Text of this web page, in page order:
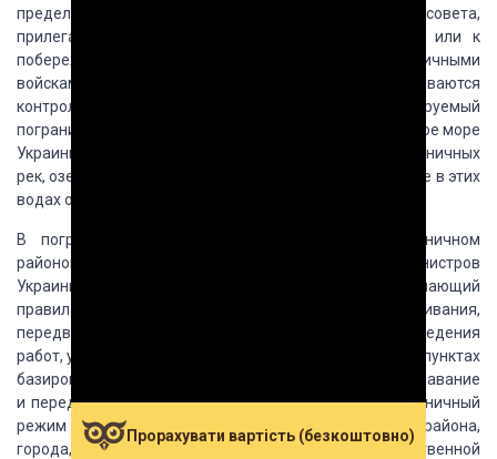
пределах
территории района, города, поселка, сельсовета,
прилегающей к Государственной границы
Украины или к
побережью моря, которое охраняется пограничными
войсками Украины,
как правило, устанавливаются
контролируемые пограничные районы.
В контролируемый
пограничный район включаются
также территориальное море
Украины, внутренние воды Украины и часть вод пограничных
рек, озер и других водоемов Украины и расположенные в этих
водах острова.
В пограничной полосе
и контролируемом пограничном
районов порядке, определенном Кабинетом Министров
Украины,
устанавливается пограничный режим, включающий
правила въезда, временного пребывания,
проживания,
передвижения граждан Украины и других лиц, проведения
работ, учета и
содержания на пристанях, причалах и в пунктах
базирования самоходных и несамоходных
судов, их плавание
и передвижение во внутренних водах Украины. Пограничный
режим также распространяется и на
территорию района,
города, поселка, сельсовета, прилегающей к государственной
Прорахувати вартість (безкоштовно)